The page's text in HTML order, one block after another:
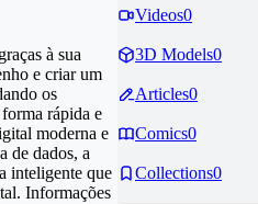
à sua
e criar um
os
rápida e
moderna e
de dados, a
inteligente que
Informações
Videos0
3D Models0
Articles0
Comics0
Collections0